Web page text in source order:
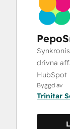
drivna
HubSpot
Byggd av
Trinitar